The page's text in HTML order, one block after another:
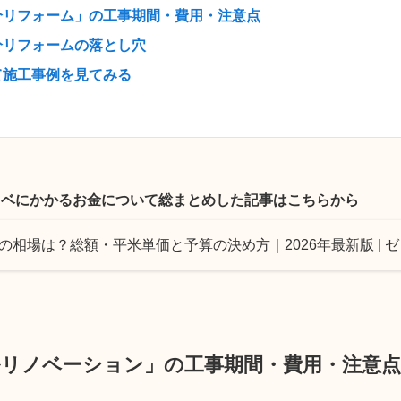
フォーム」の工事期間・費用・注意点
フォームの落とし穴
工事例を見てみる
にかかるお金について総まとめした記事はこちらから
相場は？総額・平米単価と予算の決め方｜2026年最新版 |
ノベーション」の工事期間・費用・注意点